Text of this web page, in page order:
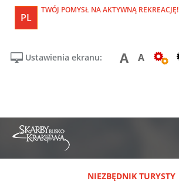
PL
TWÓJ POMYSŁ NA AKTYWNĄ REKREACJĘ!
Ustawienia ekranu: A A
NIEZBĘDNIK TURYSTY